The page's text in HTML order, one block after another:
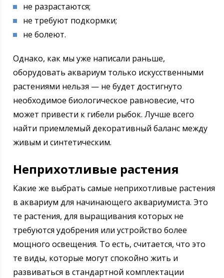
не разрастаются;
не требуют подкормки;
не болеют.
Однако, как мы уже написали раньше,
оборудовать аквариум только искусственными
растениями нельзя — не будет достигнуто
необходимое биологическое равновесие, что
может привести к гибели рыбок. Лучше всего
найти приемлемый декоративный баланс между
живым и синтетическим.
Неприхотливые растения
Какие же выбрать самые неприхотливые растения
в аквариум для начинающего аквариумиста. Это
те растения, для выращивания которых не
требуются удобрения или устройство более
мощного освещения. То есть, считается, что это
те виды, которые могут спокойно жить и
развиваться в стандартной комплектации